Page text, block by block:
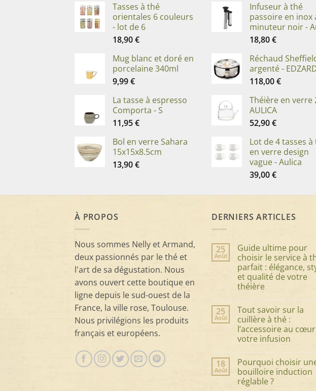
Tasses à thé
orientales 6 couleurs
- lot de 6
18,90€
Mug blanc et doré en
porcelaine 340ml
9,99€
La tasse à espresso
Comporta - S
11,95€
Bol en verre Sahara
15x15x8.5cm
13,90€
Infuseur à thé
passoire en inox
minuteur noir -
18,80€
Réchaud
argenté -
118,00€
Théière en verre
AULICA
52,90€
Lot de 4 tasses à
en verre design
vague - Aulica
39,00€
À PROPOS
Nous sommes Nelly et Armand,
deux passionnés par le thé et
l'art de sa dégustation. Nous
avons ouvert cette boutique en
ligne depuis le sud-ouest de la
France, la ville rose, Toulouse.
Nous privilégions les produits
français et européens.
DERNIERS ARTICLES
25
Août
Guide ultime pour
choisir le service à
parfait : élégance,
et qualité de votre
théière
sur
Guide
ultime
pour
choisir
le
thé
parfait
élégance,
25
Août
Tout savoir sur la
cuillère à thé :
l’accessoire au
votre infusion
sur
Tout
savoir
sur
18
Août
Pourquoi choisir
bouilloire induction
réglable ?